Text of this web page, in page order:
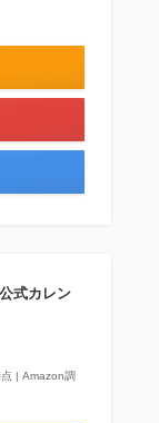
式カレン
| Amazon調